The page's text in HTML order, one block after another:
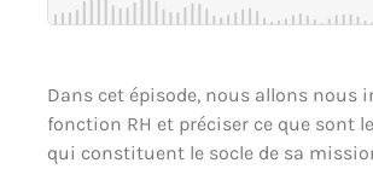
Dans cet épisode, nous allons nous
fonction RH et préciser ce que sont
qui constituent le socle de sa